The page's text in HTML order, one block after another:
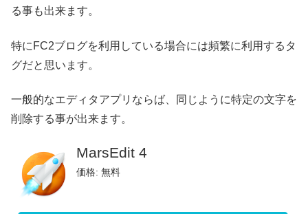
る事も出来ます。
特にFC2ブログを利用している場合には頻繁に利用するタ
グだと思います。
一般的なエディタアプリならば、同じように特定の文字を
削除する事が出来ます。
MarsEdit 4
価格: 無料